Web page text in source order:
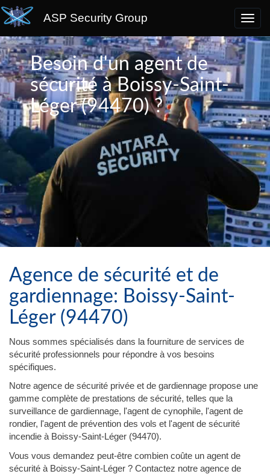
ASP Security Group
Besoin d'un agent de
sécurité à Boissy-Saint-
Léger (94470) ?
Agence de sécurité et de
gardiennage: Boissy-Saint-
Léger (94470)
Nous sommes spécialisés dans la fourniture de services de
sécurité professionnels pour répondre à vos besoins
spécifiques.
Notre agence de sécurité privée et de gardiennage propose une
gamme complète de prestations de sécurité, telles que la
surveillance de gardiennage, l'agent de cynophile, l'agent de
rondier, l'agent de prévention des vols et l'agent de sécurité
incendie à Boissy-Saint-Léger (94470).
Vous vous demandez peut-être combien coûte un agent de
sécurité à Boissy-Saint-Léger ? Contactez notre agence de